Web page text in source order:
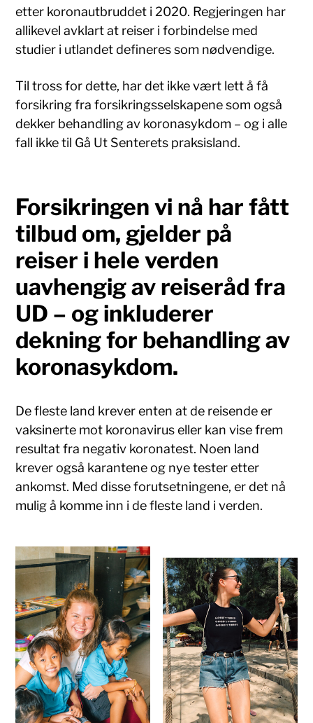
etter koronautbruddet i 2020. Regjeringen har
allikevel avklart at reiser i forbindelse med
studier i utlandet defineres som nødvendige.
Til tross for dette, har det ikke vært lett å få
forsikring fra forsikringsselskapene som også
dekker behandling av koronasykdom – og i alle
fall ikke til Gå Ut Senterets praksisland.
Forsikringen vi nå har fått
tilbud om, gjelder på
reiser i hele verden
uavhengig av reiseråd fra
UD – og inkluderer
dekning for behandling av
koronasykdom.
De fleste land krever enten at de reisende er
vaksinerte mot koronavirus eller kan vise frem
resultat fra negativ koronatest. Noen land
krever også karantene og nye tester etter
ankomst. Med disse forutsetningene, er det nå
mulig å komme inn i de fleste land i verden.